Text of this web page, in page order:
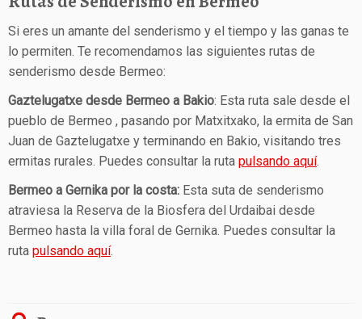
Si eres un amante del senderismo y el tiempo y las ganas te
lo permiten. Te recomendamos las siguientes rutas de
senderismo desde Bermeo:
Gaztelugatxe desde Bermeo a Bakio: Esta ruta sale desde el
pueblo de Bermeo , pasando por Matxitxako, la ermita de San
Juan de Gaztelugatxe y terminando en Bakio, visitando tres
ermitas rurales. Puedes consultar la ruta pulsando aquí.
Bermeo a Gernika por la costa: Esta suta de senderismo
atraviesa la Reserva de la Biosfera del Urdaibai desde
Bermeo hasta la villa foral de Gernika. Puedes consultar la
ruta pulsando aquí.